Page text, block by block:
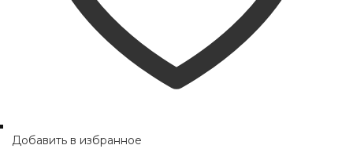
Добавить в избранное